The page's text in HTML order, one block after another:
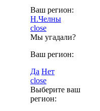
Ваш регион:
Н.Челны
close
Мы угадали?
Ваш регион:
Да Нет
close
Выберите ваш
регион: